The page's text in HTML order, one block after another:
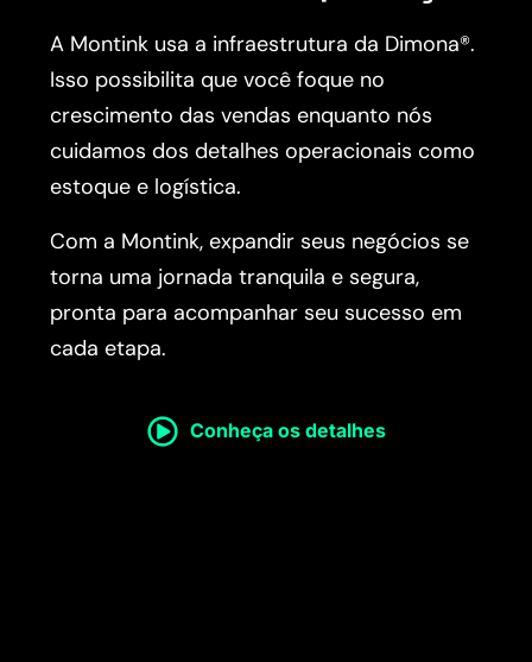
A Montink usa a infraestrutura da Dimona®.
Isso possibilita que você foque no
crescimento das vendas enquanto nós
cuidamos dos detalhes operacionais como
estoque e logística.
Com a Montink, expandir seus negócios se
torna uma jornada tranquila e segura,
pronta para acompanhar seu sucesso em
cada etapa.
Conheça os detalhes